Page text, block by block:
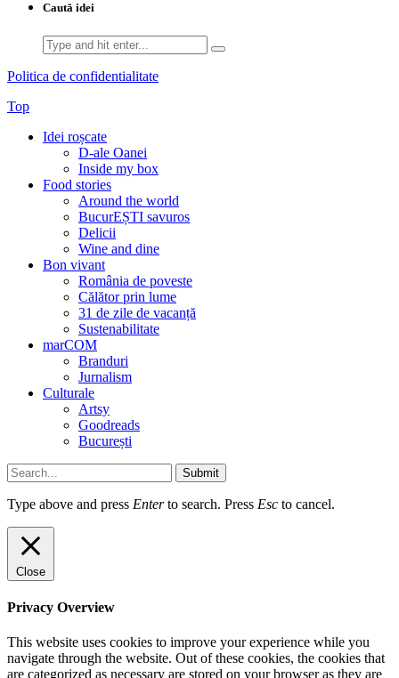
Caută idei
Search
for:
Politica de confidentialitate
Top
Idei roșcate
D-ale Oanei
Inside my box
Food stories
Around the world
BucurEȘTI savuros
Delicii
Wine and dine
Bon vivant
România de poveste
Călător prin lume
31 de zile de vacanță
Sustenabilitate
marCOM
Branduri
Jurnalism
Culturale
Artsy
Goodreads
București
Submit
Type above and press Enterto search. Press Esc to cancel.
Close
Privacy Overview
This website uses cookies to improve your experience while you
navigate through the website. Out of these cookies, the cookies that
are categorized as necessary are stored on your browser as they are